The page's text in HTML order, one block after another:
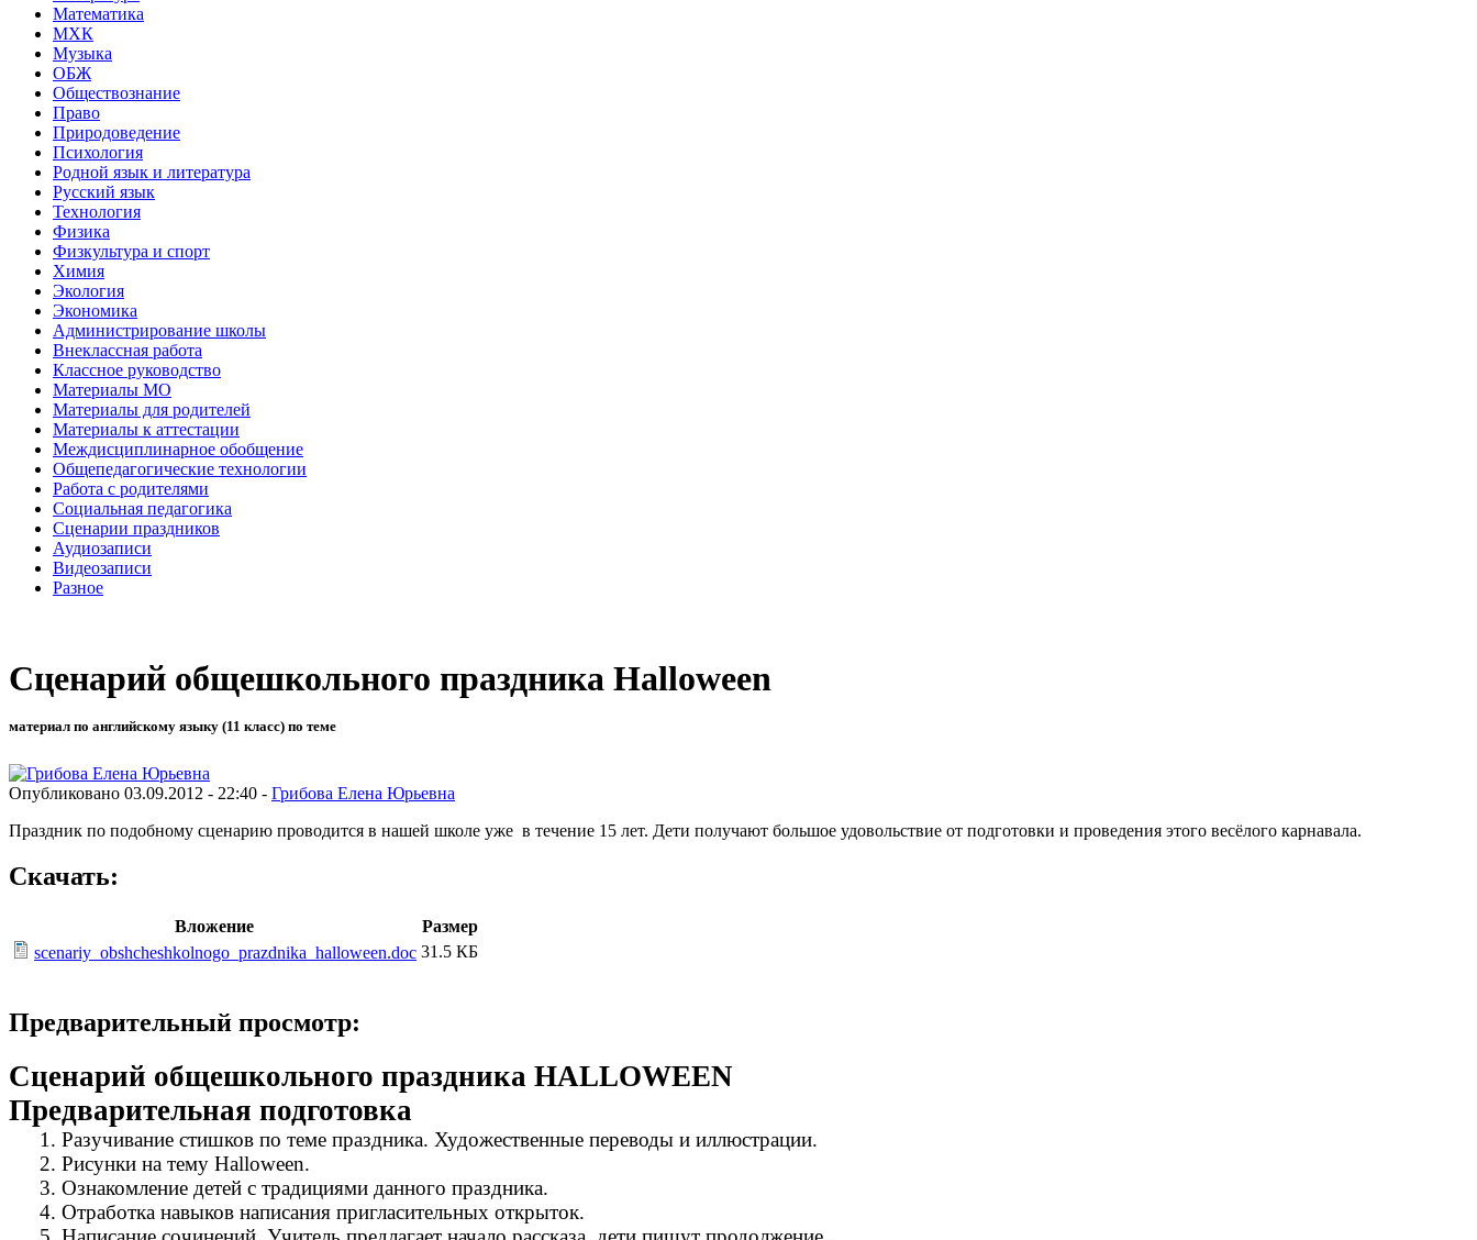
Математика
МХК
Музыка
ОБЖ
Обществознание
Право
Природоведение
Психология
Родной язык и литература
Русский язык
Технология
Физика
Физкультура и спорт
Химия
Экология
Экономика
Администрирование школы
Внеклассная работа
Классное руководство
Материалы МО
Материалы для родителей
Материалы к аттестации
Междисциплинарное обобщение
Общепедагогические технологии
Работа с родителями
Социальная педагогика
Сценарии праздников
Аудиозаписи
Видеозаписи
Разное
Сценарий общешкольного праздника Halloween
материал по английскому языку (11 класс) по теме
Опубликовано 03.09.2012 - 22:40 - Грибова Елена Юрьевна
Праздник по подобному сценарию проводится в нашей школе уже в течение 15 лет. Дети получают большое удовольствие от подготовки и проведения этого весёлого карнавала.
Скачать:
Вложение
Размер
scenariy_obshcheshkolnogo_prazdnika_halloween.doc 31.5 КБ
Предварительный просмотр:
Сценарий общешкольного праздника HALLOWEEN
Предварительная подготовка
Разучивание стишков по теме праздника. Художественные переводы и иллюстрации.
Рисунки на тему Halloween.
Ознакомление детей с традициями данного праздника.
Отработка навыков написания пригласительных открыток.